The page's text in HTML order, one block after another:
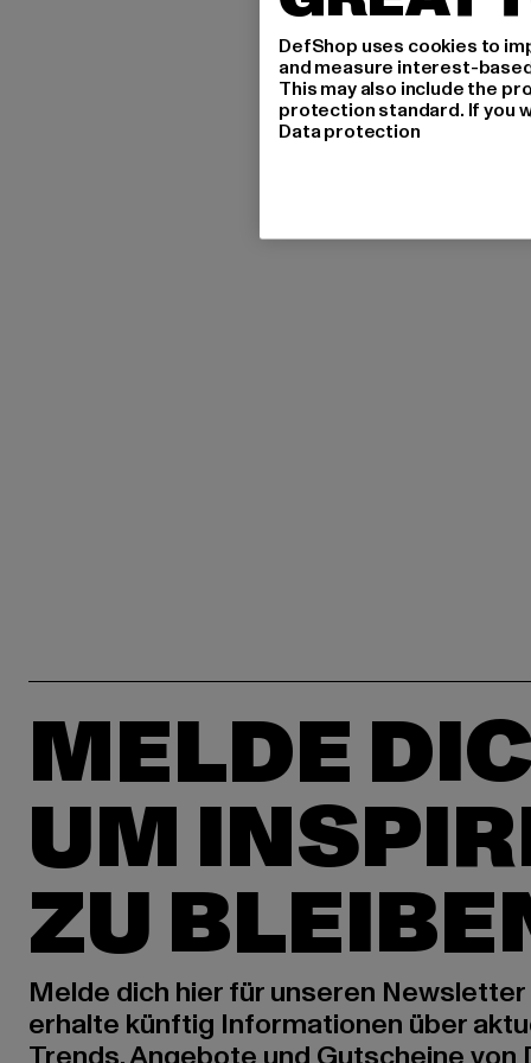
MELDE
UM
ZU
Melde dich hier für unseren Newsletter
erhalte künftig Informationen über
DefShop uses cookies to
and measure interest-
This may also include the
protection standard. If you
Data protection